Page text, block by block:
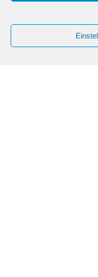
Termine und
auf euch ab.
Training:Ihr